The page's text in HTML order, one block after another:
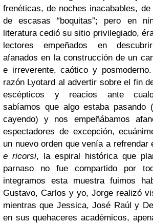
frenéticas, de noches inacabables,
de escasas “boquitas”; pero en
literatura cedió su sitio privilegiado,
lectores empeñados en
afanados en la construcción de un
e irreverente, caótico y
razón Lyotard al advertir sobre el fin
escépticos y reacios ante
sabíamos que algo estaba pasando
cayendo) y nos empeñábamos
espectadores de excepción,
un nuevo orden que venía a refrendar
e ricorsi, la espiral histórica que
parnaso no fue compartido por
integramos esta muestra fuimos
Gustavo, Carlos y yo, Jorge realizó
mientras que Jessica, José Raúl y
en sus quehaceres académicos,